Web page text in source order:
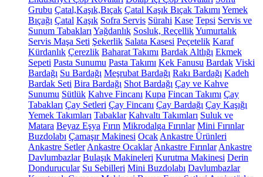
Grubu Çatal,Kaşık,Bıçak Çatal Kaşık Bıçak Takımı Yemek
Bıçağı Çatal Kaşık Sofra Servis Sürahi Kase Tepsi Servis ve
Sunum Tabakları Yağdanlık Sosluk, ReçellikYumurtalık
Servis Maşa Seti Şekerlik Salata Kasesi Peçetelik Karaf
Kürdanlık Çerezlik Baharat Takımı Bardak Altlığı Ekmek
Sepeti Pasta Sunumu Pasta Takımı Kek Fanusu Bardak Viski
Bardağı Su Bardağı Meşrubat Bardağı Rakı Bardağı Kadeh
Bardak Seti Bira Bardağı Shot Bardağı Çay ve Kahve
Sunumu Sütlük Kahve Fincanı Kupa Fincan Takımı Çay
Tabakları Çay Setleri Çay Fincanı Çay Bardağı Çay Kaşığı
Yemek Takımları Tabaklar Kahvaltı Takımları Suluk ve
Matara Beyaz Eşya Fırın Mikrodalga Fırınlar Mini Fırınlar
Buzdolabı Çamaşır Makinesi Ocak Ankastre Ürünleri
Ankastre Setler Ankastre Ocaklar Ankastre Fırınlar Ankastre
Davlumbazlar Bulaşık Makineleri Kurutma Makinesi Derin
Dondurucular Su Sebilleri Mini Buzdolabı Davlumbazlar